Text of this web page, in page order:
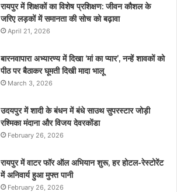
रायपुर में शिक्षकों का विशेष प्रशिक्षण: जीवन कौशल के
जरिए लड़कों में समानता की सोच को बढ़ावा
April 21, 2026
बारनवापारा अभ्यारण्य में दिखा ‘मां का प्यार’, नन्हें शावकों को
पीठ पर बैठाकर घूमती दिखी मादा भालू
March 3, 2026
उदयपुर में शादी के बंधन में बंधे साउथ सुपरस्टार जोड़ी
रश्मिका मंदाना और विजय देवरकोंडा
February 26, 2026
रायपुर में वाटर फॉर ऑल अभियान शुरू, हर होटल-रेस्टोरेंट
में अनिवार्य हुआ मुफ्त पानी
February 26, 2026